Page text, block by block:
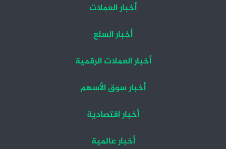
أخبار العملات
أخبار السلع
أخبار العملات الرقمية
أخبار سوق الأسهم
أخبار اقتصادية
أخبار عالمية